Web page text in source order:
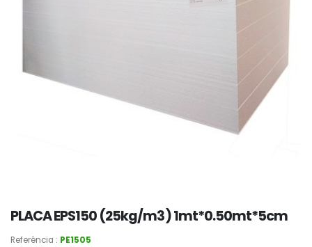
PLACA EPS150 (25kg/m3) 1mt*0.50mt*5cm
Referência : PE1505